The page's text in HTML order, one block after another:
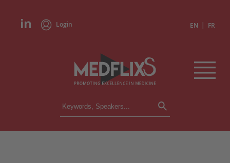
Login EN | FR
CONFERENCES